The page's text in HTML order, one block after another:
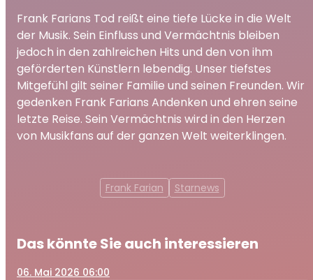
Frank Farians Tod reißt eine tiefe Lücke in die Welt
der Musik. Sein Einfluss und Vermächtnis bleiben
jedoch in den zahlreichen Hits und den von ihm
geförderten Künstlern lebendig. Unser tiefstes
Mitgefühl gilt seiner Familie und seinen Freunden. Wir
gedenken Frank Farians Andenken und ehren seine
letzte Reise. Sein Vermächtnis wird in den Herzen
von Musikfans auf der ganzen Welt weiterklingen.
Frank Farian Starnews
Das könnte Sie auch interessieren
06. Mai 2026 06:00